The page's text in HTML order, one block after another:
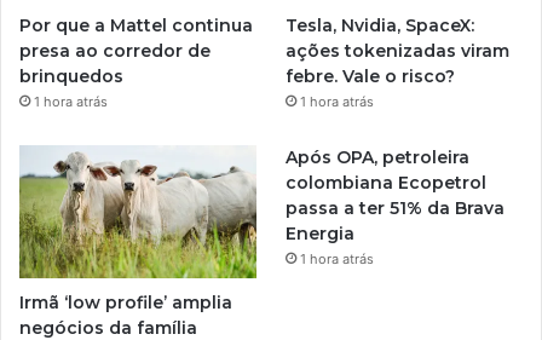
Por que a Mattel continua
presa ao corredor de
brinquedos
1 hora atrás
Tesla, Nvidia, SpaceX:
ações tokenizadas viram
febre. Vale o risco?
1 hora atrás
Irmã ‘low profile’ amplia
negócios da família
Após OPA, petroleira
colombiana Ecopetrol
passa a ter 51% da Brava
Energia
1 hora atrás